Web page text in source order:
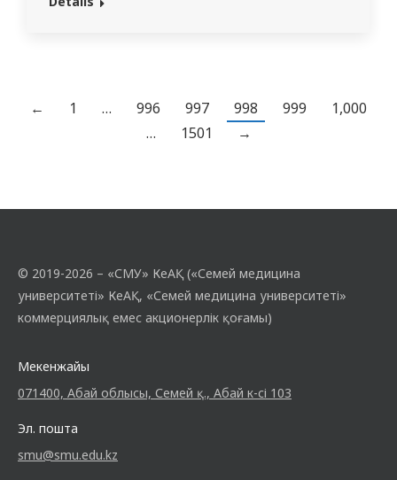
дөңгелек үстел өткізілді. Созылмалы
шаршау синдромы жасөспірім кезінде
← 1 … 996 997 998 999
1,000
…
1501 →
© 2019-2026 – «СМУ» КеАҚ («Семей медицина
университеті» КеАҚ, «Семей медицина университеті»
коммерциялық емес акционерлік қоғамы)
Мекенжайы
071400, Абай облысы, Семей қ., Абай к-сі 103
Эл. пошта
smu@smu.edu.kz